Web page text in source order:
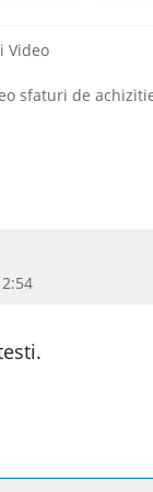
Video
sfaturi de